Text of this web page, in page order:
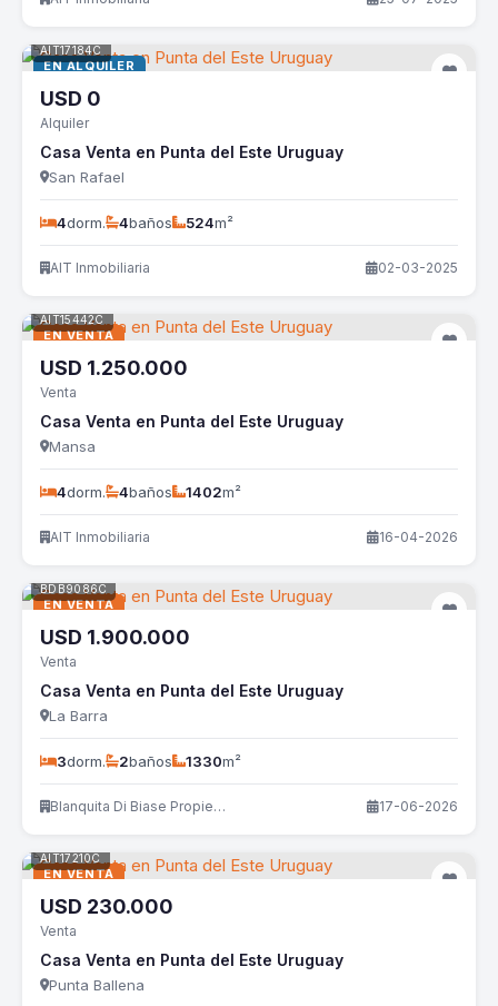
EN ALQUILER
AIT17184C
USD 0
Alquiler
Casa Venta en Punta del Este Uruguay
San Rafael
4dorm. 4baños 524m²
AIT Inmobiliaria 02-03-2025
EN VENTA
AIT15442C
USD 1.250.000
Venta
Casa Venta en Punta del Este Uruguay
Mansa
4dorm. 4baños 1402m²
AIT Inmobiliaria 16-04-2026
EN VENTA
BDB9086C
USD 1.900.000
Venta
Casa Venta en Punta del Este Uruguay
La Barra
3dorm. 2baños 1330m²
Blanquita Di Biase Propiedades 17-06-2026
EN VENTA
AIT17210C
USD 230.000
Venta
Casa Venta en Punta del Este Uruguay
Punta Ballena